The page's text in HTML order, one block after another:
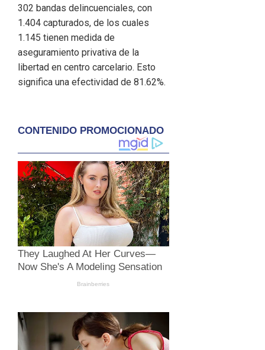
302 bandas delincuenciales, con
1.404 capturados, de los cuales
1.145 tienen medida de
aseguramiento privativa de la
libertad en centro carcelario. Esto
significa una efectividad de 81.62%.